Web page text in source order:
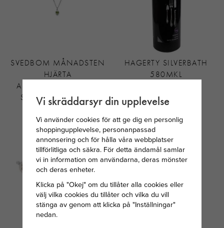
SVEDBOM MÅNADSTEN
HJÄRTA
AUGUSTI/LJUSGRÖN
STEN SILVER 34CM
HAGERTY SILVERBATH
580MKL
Vi skräddarsyr din upplevelse
Vi använder cookies för att ge dig en personlig
shoppingupplevelse, personanpassad
annonsering och för hålla våra webbplatser
tillförlitliga och säkra. För detta ändamål samlar
vi in information om användarna, deras mönster
och deras enheter.
Klicka på "Okej" om du tillåter alla cookies eller
välj vilka cookies du tillåter och vilka du vill
stänga av genom att klicka på "Inställningar"
nedan.